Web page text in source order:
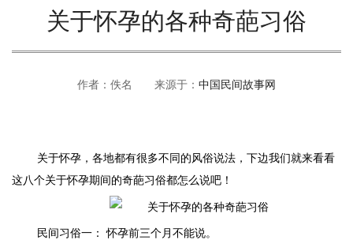
关于怀孕的各种奇葩习俗
作者：佚名 来源于： 中国民间故事网
关于怀孕，各地都有很多不同的风俗说法，下边我们就来看看
这八个关于怀孕期间的奇葩习俗都怎么说吧！
民间习俗一： 怀孕前三个月不能说。